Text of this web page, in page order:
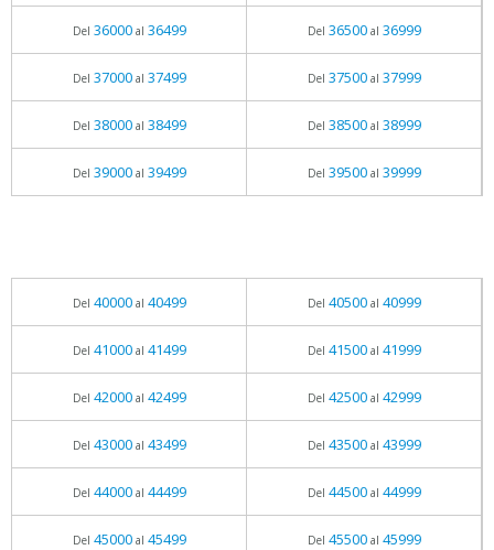
Del 36000al 36499 Del 36500al 36999
Del 37000al 37499 Del 37500al 37999
Del 38000al 38499 Del 38500al 38999
Del 39000al 39499 Del 39500al 39999
Del 40000al 40499 Del 40500al 40999
Del 41000al 41499 Del 41500al 41999
Del 42000al 42499 Del 42500al 42999
Del 43000al 43499 Del 43500al 43999
Del 44000al 44499 Del 44500al 44999
Del 45000al 45499 Del 45500al 45999